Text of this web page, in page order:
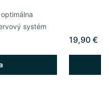
systém
19,90 €